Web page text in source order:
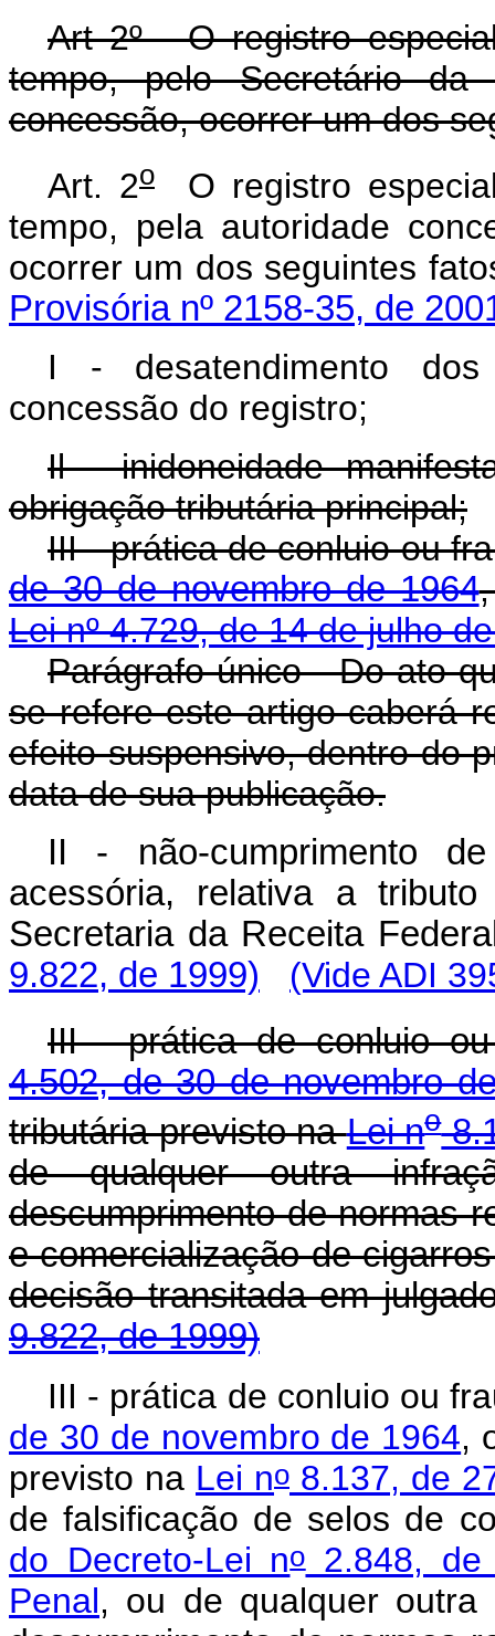
Art 2º - O registro
tempo, pelo Secretário
concessão, ocorrer um dos
Art. 2o O registro
tempo, pela autoridade
ocorrer um dos
Provisória nº 2158-35, de
I - desatendimento
concessão do registro;
Il - inidoneidade
obrigação tributária principal;
III - prática de conluio ou
de 30 de novembro de 1964
Lei nº 4.729, de 14 de julho
Parágrafo único - Do ato
se refere este artigo caberá
efeito suspensivo, dentro do
data de sua publicação.
II - não-cumprimento
acessória, relativa a
Secretaria da Receita
9.822, de 1999)
(Vide ADI
III - prática de conluio
4.502, de 30 de novembro
tributária previsto naLei no
de qualquer outra
descumprimento de normas
e comercialização de
decisão transitada em
9.822, de 1999)
III - prática de conluio ou
de 30 de novembro de 1964,
previsto na Lei no 8.137, de
de falsificação de selos de
do Decreto-Lei no2.848, de
Penal, ou de qualquer outra